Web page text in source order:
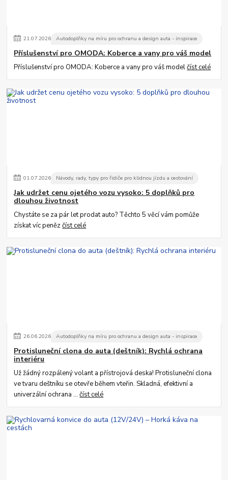
21.07.2026 Autodoplňky na míru pro ochranu a design auta - inspirace
Příslušenství pro OMODA: Koberce a vany pro váš model
Příslušenství pro OMODA: Koberce a vany pro váš modelčíst celé
01.07.2026 Návody, rady, typy pro řidiče pro klidnou jízdu a cestování
Jak udržet cenu ojetého vozu vysoko: 5 doplňků pro
dlouhou životnost
Chystáte se za pár let prodat auto? Těchto 5 věcí vám pomůže
získat víc penězčíst celé
26.06.2026 Autodoplňky na míru pro ochranu a design auta - inspirace
Protisluneční clona do auta (deštník): Rychlá ochrana
interiéru
Už žádný rozpálený volant a přístrojová deska! Protisluneční clona
ve tvaru deštníku se otevře během vteřin. Skladná, efektivní a
univerzální ochrana ...číst celé